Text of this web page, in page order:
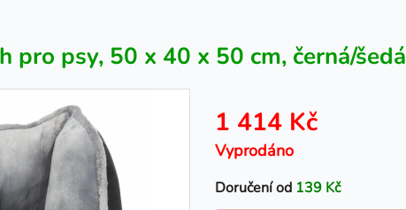
pro psy, 50 x 40 x 50 cm, černá/šedá
1 414 Kč
Vyprodáno
Doručení od 139 Kč